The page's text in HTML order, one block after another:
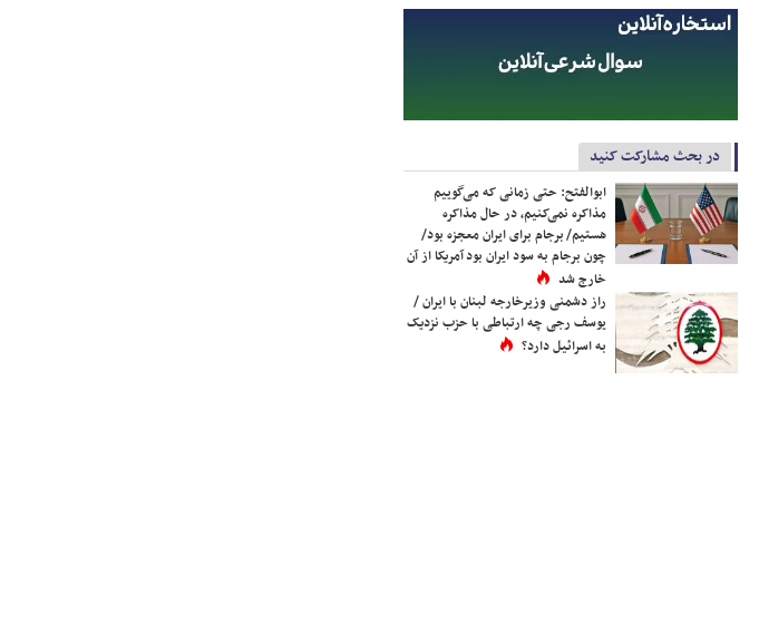
در بحث مشارکت کنید
ابوالفتح: حتی زمانی که می‌گوییم
مذاکره نمی‌کنیم، در حال مذاکره
هستیم/ برجام برای ایران معجزه بود/
چون برجام به سود ایران بود آمریکا از آن
خارج شد
راز دشمنی وزیرخارجه لبنان با ایران /
یوسف رجی چه ارتباطی با حزب نزدیک
به اسرائیل دارد؟